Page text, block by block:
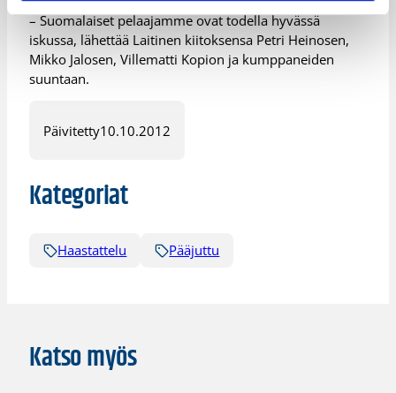
– Suomalaiset pelaajamme ovat todella hyvässä
iskussa, lähettää Laitinen kiitoksensa Petri Heinosen,
Mikko Jalosen, Villematti Kopion ja kumppaneiden
suuntaan.
Päivitetty10.10.2012
Kategoriat
Haastattelu Pääjuttu
Katso myös